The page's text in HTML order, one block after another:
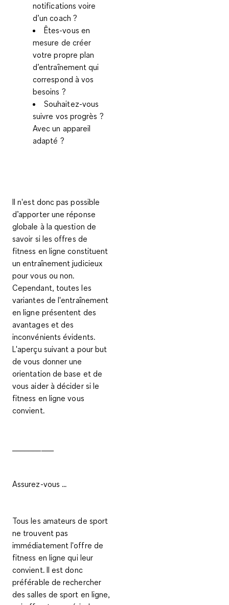
notifications voire
d’un coach ?
Êtes-vous en
mesure de créer
votre propre plan
d’entraînement qui
correspond à vos
besoins ?
Souhaitez-vous
suivre vos progrès ?
Avec un appareil
adapté ?
Il n'est donc pas possible
d’apporter une réponse
globale à la question de
savoir si les offres de
fitness en ligne constituent
un entraînement judicieux
pour vous ou non.
Cependant, toutes les
variantes de l'entraînement
en ligne présentent des
avantages et des
inconvénients évidents.
L'aperçu suivant a pour but
de vous donner une
orientation de base et de
vous aider à décider si le
fitness en ligne vous
convient.
Assurez-vous ...
Tous les amateurs de sport
ne trouvent pas
immédiatement l'offre de
fitness en ligne qui leur
convient. Il est donc
préférable de rechercher
des salles de sport en ligne,